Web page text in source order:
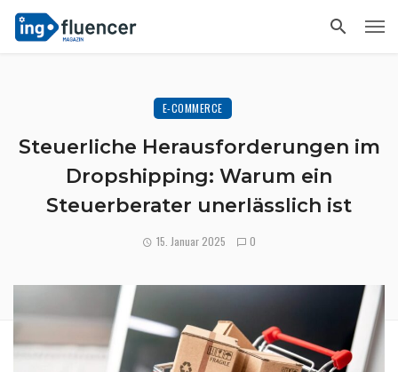
E-COMMERCE
Steuerliche Herausforderungen im
Dropshipping: Warum ein
Steuerberater unerlässlich ist
15. Januar 2025 0